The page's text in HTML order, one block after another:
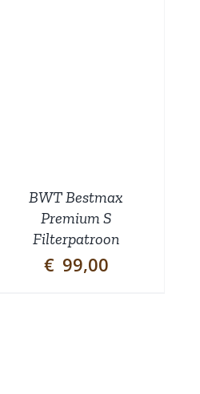
BWT Bestmax
Premium S
Filterpatroon
€ 99,00